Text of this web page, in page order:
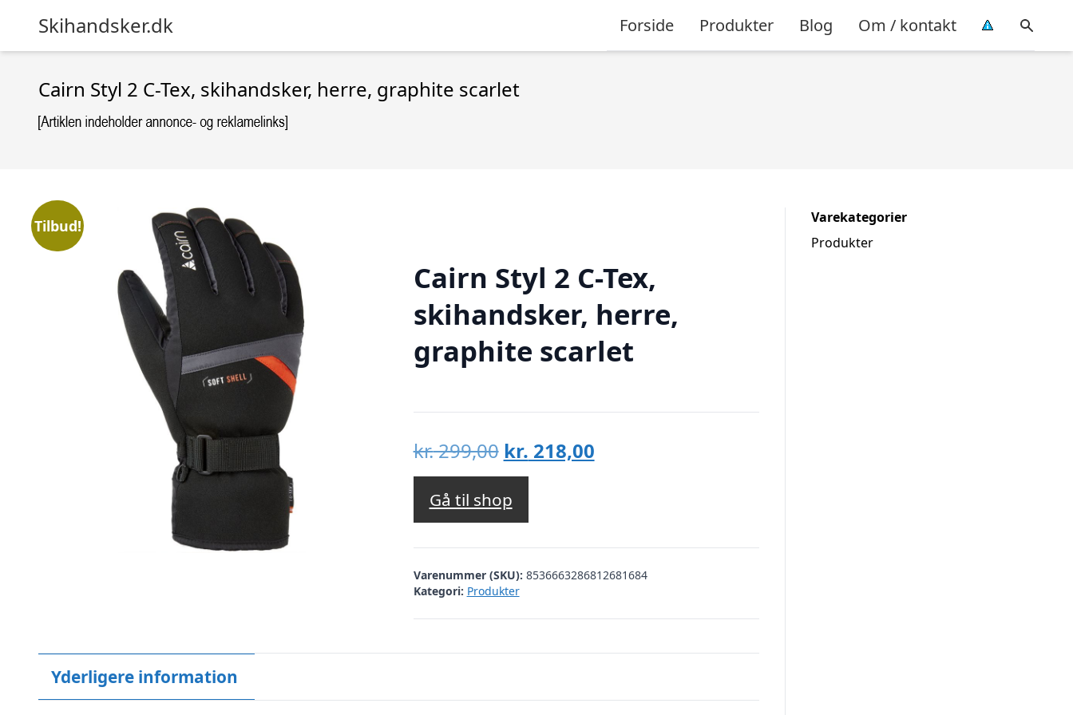
Skihandsker.dk Forside Produkter Blog Om / kontakt
Cairn Styl 2 C-Tex, skihandsker, herre, graphite scarlet
Tilbud!
Cairn Styl 2 C-Tex,
skihandsker, herre,
graphite scarlet
kr.299,00 Den
oprindelige
pris
var:
kr. 299,00.
kr. 218,00Den
kr. 218,00.
Gå til shop
Varenummer (SKU): 8536663286812681684
Kategori: Produkter
Yderligere information
Varekategorier
Produkter